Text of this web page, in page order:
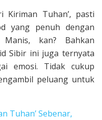
Kiriman Tuhan’, pasti
yang penuh dengan
kan? Bahkan
Sibir ini juga ternyata
emosi. Tidak cukup
peluang untuk
Tuhan’ Sebenar,